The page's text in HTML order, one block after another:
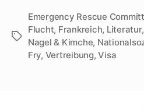
Schlagwörter
Emergency Rescue
Flucht, Frankreich, Literatur,
Nagel & Kimche,
Fry, Vertreibung,Visa